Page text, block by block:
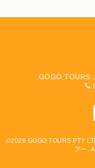
GOGO TOURS
©2026 GOGO TOURS PTY
アー .